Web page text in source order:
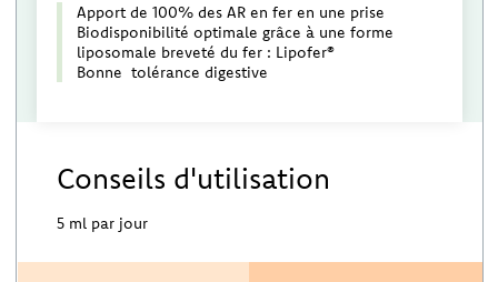
Apport de 100% des AR en fer en une prise
Biodisponibilité optimale grâce à une forme
liposomale breveté du fer : Lipofer®
Bonne tolérance digestive
Conseils d'utilisation
5 ml par jour